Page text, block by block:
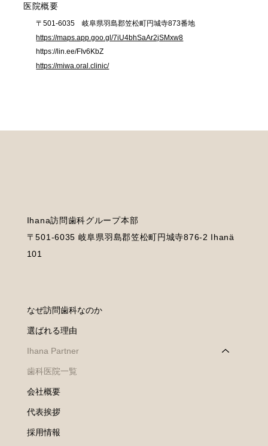
​医院概要
〒501-6035 岐阜県羽島郡笠松町円城寺873番地
https://maps.app.goo.gl/7iU4bhSaAr2jSMxw8
https://lin.ee/FIv6KbZ
https://miwa.oral.clinic/
Ihana訪問歯科グループ本部
〒501-6035 岐阜県羽島郡笠松町円城寺876-2 Ihanä
101
なぜ訪問歯科なのか
選ばれる理由
Ihana Partner
歯科医院一覧
会社概要
代表挨拶
採用情報